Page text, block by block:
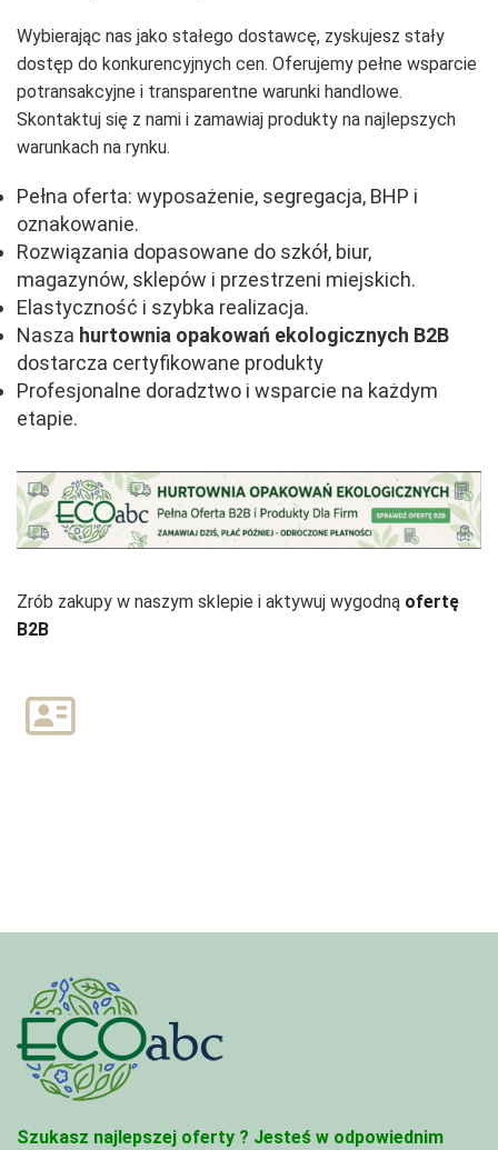
Wybierając nas jako stałego dostawcę, zyskujesz stały
dostęp do konkurencyjnych cen. Oferujemy pełne wsparcie
potransakcyjne i transparentne warunki handlowe.
Skontaktuj się z nami i zamawiaj produkty na najlepszych
warunkach na rynku.
Pełna oferta: wyposażenie, segregacja, BHP i
oznakowanie.
Rozwiązania dopasowane do szkół, biur,
magazynów, sklepów i przestrzeni miejskich.
Elastyczność i szybka realizacja.
Nasza hurtownia opakowań ekologicznych B2B
dostarcza certyfikowane produkty
Profesjonalne doradztwo i wsparcie na każdym
etapie.
Zrób zakupy w naszym sklepie i aktywuj wygodną ofertę
B2B
Szukasz najlepszej oferty ? Jesteś w odpowiednim